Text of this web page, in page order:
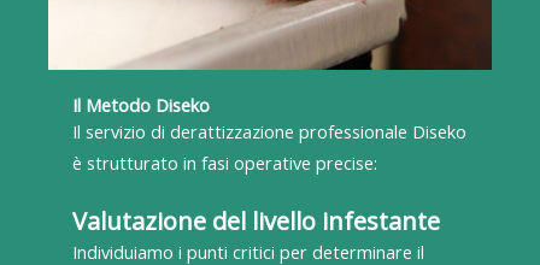
Il Metodo Diseko
Il servizio di derattizzazione professionale Diseko
è strutturato in fasi operative precise:
Valutazione del livello infestante
Individuiamo i punti critici per determinare il